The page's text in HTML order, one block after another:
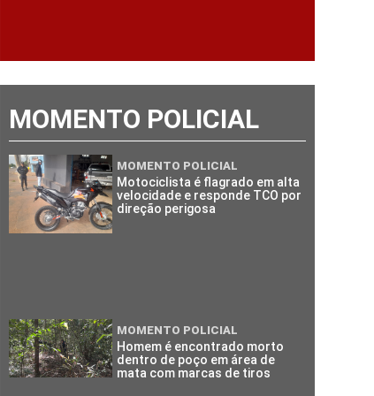
MOMENTO POLICIAL
MOMENTO POLICIAL
Motociclista é flagrado em alta
velocidade e responde TCO por
direção perigosa
MOMENTO POLICIAL
Homem é encontrado morto
dentro de poço em área de
mata com marcas de tiros